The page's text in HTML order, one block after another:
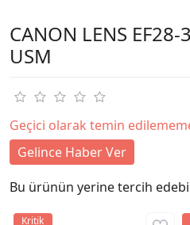
CANON LENS
USM
Geçici olarak temin
Gelince Haber Ver
Bu ürünün yerine tercih
Kritik